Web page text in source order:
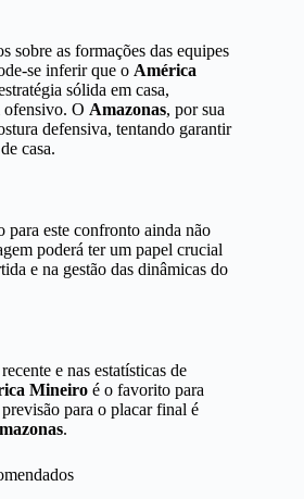
sobre as formações das equipes
se inferir que o América
sólida em casa,
ofensivo. O Amazonas, por sua
defensiva, tentando garantir
casa.
para este confronto ainda não
poderá ter um papel crucial
e na gestão das dinâmicas do
e nas estatísticas de
Mineiro é o favorito para
para o placar final é
.